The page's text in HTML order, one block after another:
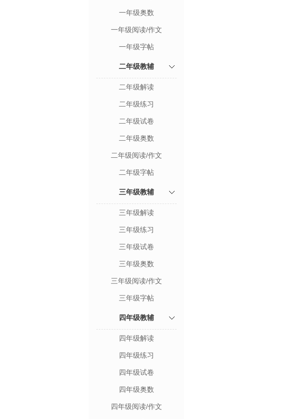
一年级奥数
一年级阅读/作文
一年级字帖
二年级教辅
二年级解读
二年级练习
二年级试卷
二年级奥数
二年级阅读/作文
二年级字帖
三年级教辅
三年级解读
三年级练习
三年级试卷
三年级奥数
三年级阅读/作文
三年级字帖
四年级教辅
四年级解读
四年级练习
四年级试卷
四年级奥数
四年级阅读/作文